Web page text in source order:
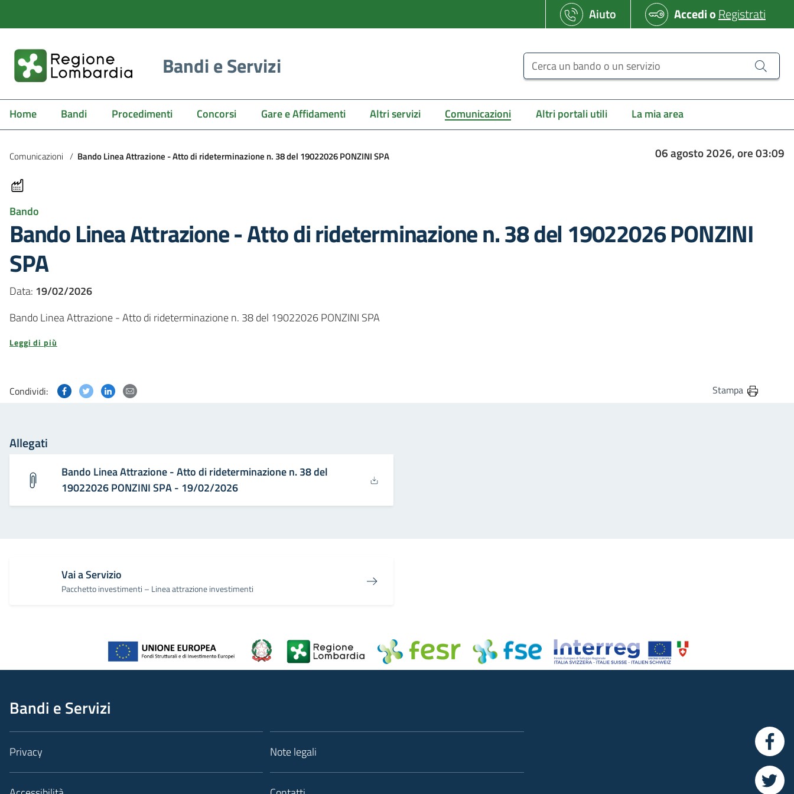
Aiuto AccedioRegistrati
Bandi e Servizi Cerca un bando o un servizio
Home Bandi Procedimenti Concorsi Gare e Affidamenti Altri servizi Comunicazioni Altri portali utili La mia area
Comunicazioni / Bando Linea Attrazione - Atto di rideterminazione n. 38 del 19022026 PONZINI SPA 06 agosto 2026, ore 03:09
Bando
Bando Linea Attrazione - Atto di rideterminazione n. 38 del 19022026 PONZINI
SPA
Data: 19/02/2026
Bando Linea Attrazione - Atto di rideterminazione n. 38 del 19022026 PONZINI SPA
Leggi di più
Condividi: Condividi questa pagina su Facebook
Condividi questa pagina su Twitter
Condividi questa pagina su Linkedin Stampa
Allegati
Bando Linea Attrazione - Atto di rideterminazione n. 38 del
19022026 PONZINI SPA - 19/02/2026
Vai a Servizio
Pacchetto investimenti – Linea attrazione investimenti
Bandi e Servizi
Privacy Note legali